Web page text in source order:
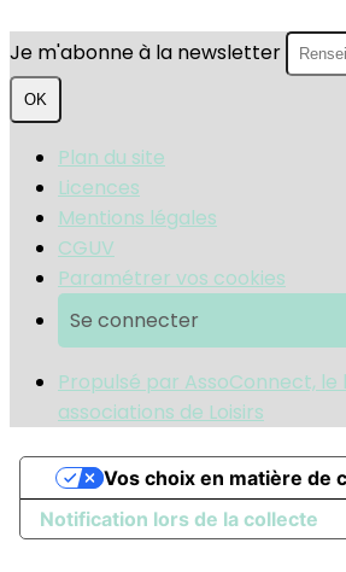
Je m'abonne à la newsletter
OK
Plan du site
Licences
Mentions légales
CGUV
Paramétrer vos cookies
Se connecter
Propulsé par AssoConnect, le
associations de Loisirs
Notification lors de la collecte
Vos choix en matière de